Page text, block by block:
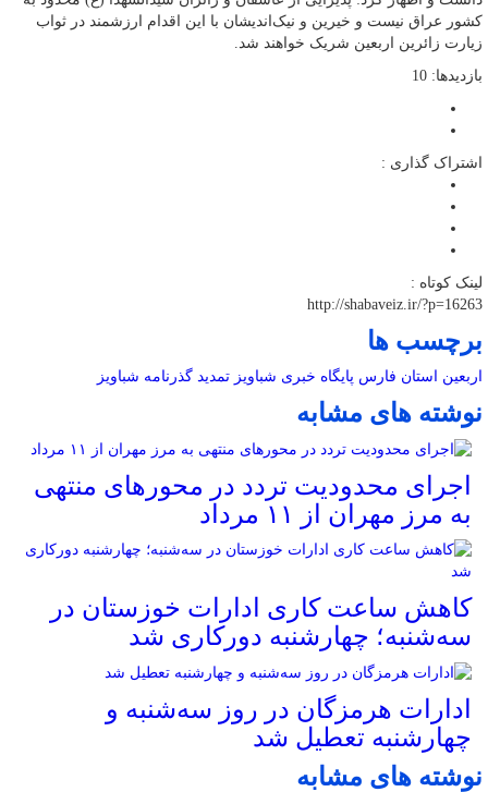
کشور عراق نیست و خیرین و نیک‌اندیشان با این اقدام ارزشمند در ثواب
زیارت زائرین اربعین شریک خواهند شد.
بازدیدها: 10
اشتراک گذاری :
لینک کوتاه :
http://shabaveiz.ir/?p=16263
برچسب ها
اربعین استان فارس پایگاه خبری شباویز تمدید گذرنامه شباویز
نوشته های مشابه
اجرای محدودیت تردد در محورهای منتهی
به مرز مهران از ۱۱ مرداد
کاهش ساعت کاری ادارات خوزستان در
سه‌شنبه؛ چهارشنبه دورکاری شد
ادارات هرمزگان در روز سه‌شنبه و
چهارشنبه تعطیل شد
نوشته های مشابه